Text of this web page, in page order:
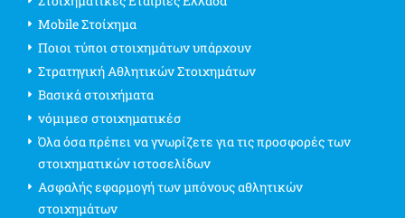
Mobile Στοίχημα
Ποιοι τύποι στοιχημάτων υπάρχουν
Στρατηγική Αθλητικών Στοιχημάτων
Βασικά στοιχήματα
νόμιμεσ στοιχηματικέσ
Όλα όσα πρέπει να γνωρίζετε για τις προσφορές των
στοιχηματικών ιστοσελίδων
Ασφαλής εφαρμογή των μπόνους αθλητικών
στοιχημάτων